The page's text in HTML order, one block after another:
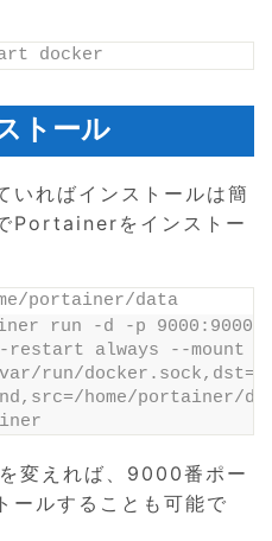
docker
トール
いればインストールは簡
Portainerをインストー
portainer/data
run -d -p 9000:9000
always --mount
run/docker.sock,dst=/
home/portainer/
えれば、9000番ポー
ールすることも可能で